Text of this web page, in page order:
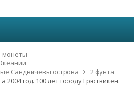
монеты
Сандвичевы острова
2 фунта
2004 год. 100 лет городу Грютвикен.